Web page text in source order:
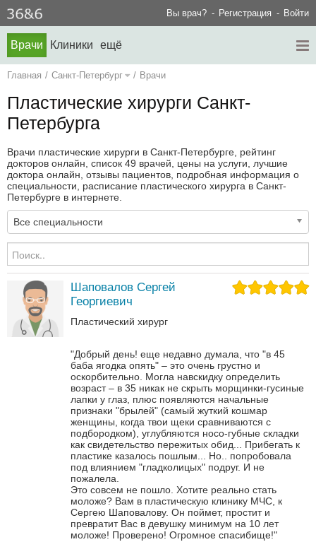
Вы врач? Регистрация Войти
Врачи Клиники ещё
Главная / Санкт-Петербург / Врачи
Пластические хирурги Санкт-
Петербурга
Врачи пластические хирурги в Санкт-Петербурге, рейтинг
докторов онлайн, список 49 врачей, цены на услуги, лучшие
доктора онлайн, отзывы пациентов, подробная информация о
специальности, расписание пластического хирурга в Санкт-
Петербурге в интернете.
Все специальности
Шаповалов Сергей
Георгиевич
Пластический хирург
"Добрый день! еще недавно думала, что "в 45
баба ягодка опять" – это очень грустно и
оскорбительно. Могла навскидку определить
возраст – в 35 никак не скрыть морщинки-гусиные
лапки у глаз, плюс появляются начальные
признаки "брылей" (самый жуткий кошмар
женщины, когда твои щеки сравниваются с
подбородком), углубляются носо-губные складки
как свидетельство пережитых обид... Прибегать к
пластике казалось пошлым... Но.. попробовала
под влиянием "гладколицых" подруг. И не
пожалела.
Это совсем не пошло. Хотите реально стать
моложе? Вам в пластическую клинику МЧС, к
Сергею Шаповалову. Он поймет, простит и
превратит Вас в девушку минимум на 10 лет
моложе! Проверено! Огромное спасибище!"